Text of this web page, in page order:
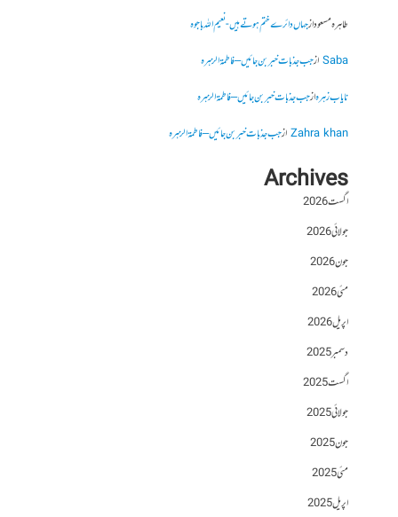
طاہرہ مسعودازجہاں دائرے ختم ہوتے ہیں- نعیم اللہ باجوہ
Sabaازجب جذبات خبر بن جائیں – فاطمۃالزہرہ
نایاب زہرہازجب جذبات خبر بن جائیں – فاطمۃالزہرہ
Zahra khanازجب جذبات خبر بن جائیں – فاطمۃالزہرہ
Archives
اگست 2026
جولائی 2026
جون 2026
مئی 2026
اپریل 2026
دسمبر 2025
اگست 2025
جولائی 2025
جون 2025
مئی 2025
اپریل 2025